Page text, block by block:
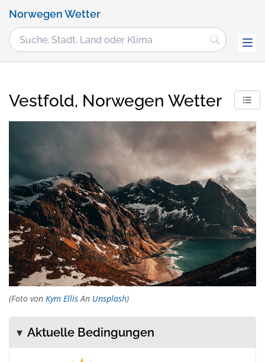
Norwegen Wetter
Vestfold, Norwegen Wetter
(Foto von Kym Ellis An Unsplash)
Aktuelle Bedingungen